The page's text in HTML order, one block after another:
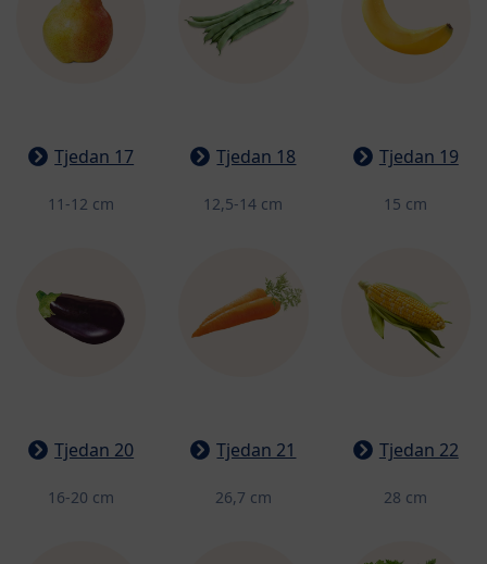
Tjedan 17
11-12 cm
Tjedan 18
12,5-14 cm
Tjedan 19
15 cm
Tjedan 20
16-20 cm
Tjedan 21
26,7 cm
Tjedan 22
28 cm